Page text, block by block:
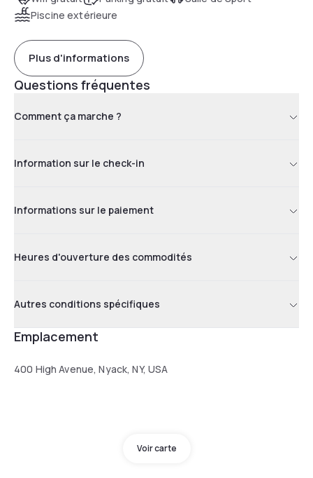
Piscine extérieure
Plus d'informations
Questions fréquentes
Comment ça marche ?
Information sur le check-in
Informations sur le paiement
Heures d'ouverture des commodités
Autres conditions spécifiques
Emplacement
400 High Avenue, Nyack, NY, USA
Voir carte